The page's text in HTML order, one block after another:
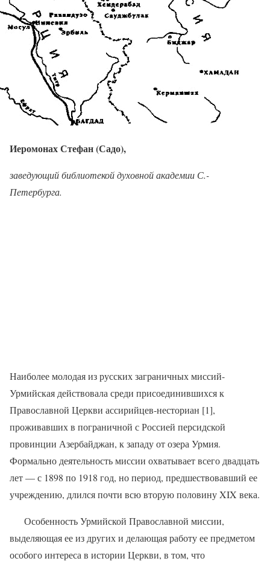
Иеромонах Стефан (Садо),
заведующий библиотекой духовной академии С.-
Петербурга.
Наиболее молодая из русских заграничных миссий-
Урмийская действовала среди присоединившихся к
Православной Церкви ассирийцев-несториан [1],
проживавших в пограничной с Россией персидской
провинции Азербайджан, к западу от озера Урмия.
Формально деятельность миссии охватывает всего двадцать
лет — с 1898 по 1918 год, но период, предшествовавший ее
учреждению, длился почти всю вторую половину XIX века.
Особенность Урмийской Православной миссии,
выделяющая ее из других и делающая работу ее предметом
особого интереса в истории Церкви, в том, что